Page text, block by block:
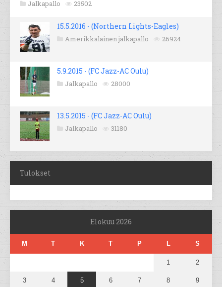
Jalkapallo 23502
15.5.2016 - (Northern Lights-Eagles)
Amerikkalainen jalkapallo 26924
5.9.2015 - (FC Jazz-AC Oulu)
Jalkapallo 28000
13.5.2015 - (FC Jazz-AC Oulu)
Jalkapallo 31180
Tulokset
Elokuu 2026
M T K T P L S
1 2
3 4 5 6 7 8 9